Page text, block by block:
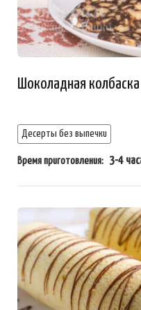
Шоколадная
Десерты без выпечки
Время приготовления: 3-4